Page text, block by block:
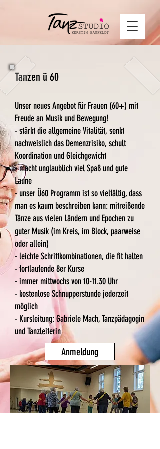
Tanzen ü 60
Unser neues Angebot für Frauen (60+) mit
Freude an Musik und Bewegung!
- stärkt die allgemeine Vitalität, senkt
nachweislich das Demenzrisiko, schult
Koordination und Gleichgewicht
- macht unglaublich viel Spaß und gute
Laune
- unser Ü60 Programm ist so vielfältig, dass
man es kaum beschreiben kann: mitreißende
Tänze aus vielen Ländern und Epochen zu
guter Musik (im Kreis, im Block, paarweise
oder allein)
- leichte Schrittkombinationen, die fit halten
- fortlaufende 8er Kurse
- immer mittwochs von 10-11.30 Uhr
- kostenlose Schnupperstunde jederzeit
möglich
- Kursleitung: Gabriele Mach, Tanzpädagogin
und Tanzleiterin
Anmeldung